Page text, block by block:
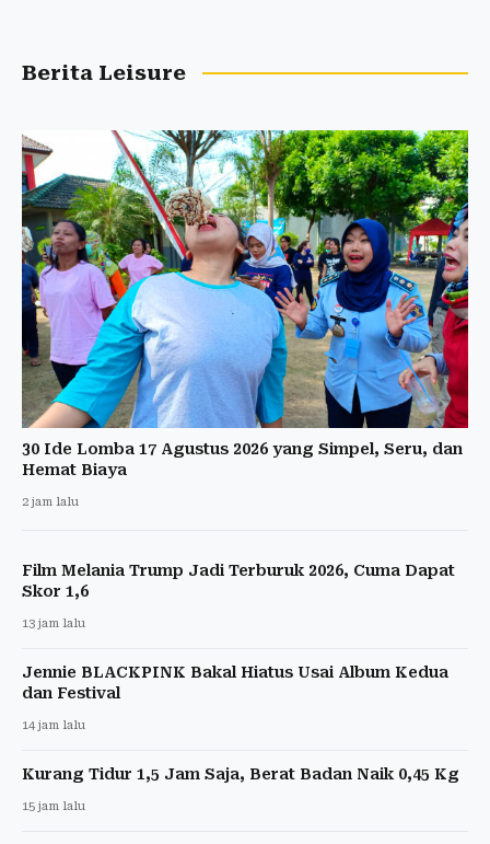
Berita Leisure
30 Ide Lomba 17 Agustus 2026 yang Simpel, Seru, dan
Hemat Biaya
2 jam lalu
Film Melania Trump Jadi Terburuk 2026, Cuma Dapat
Skor 1,6
13 jam lalu
Jennie BLACKPINK Bakal Hiatus Usai Album Kedua
dan Festival
14 jam lalu
Kurang Tidur 1,5 Jam Saja, Berat Badan Naik 0,45 Kg
15 jam lalu